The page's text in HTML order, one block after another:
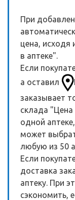
При
цена, исходя
в аптеке".
Если
а оставил
заказывает
склада "Цена
одной
может
любую из 50
Если
доставка
аптеку. При
сэкономить,